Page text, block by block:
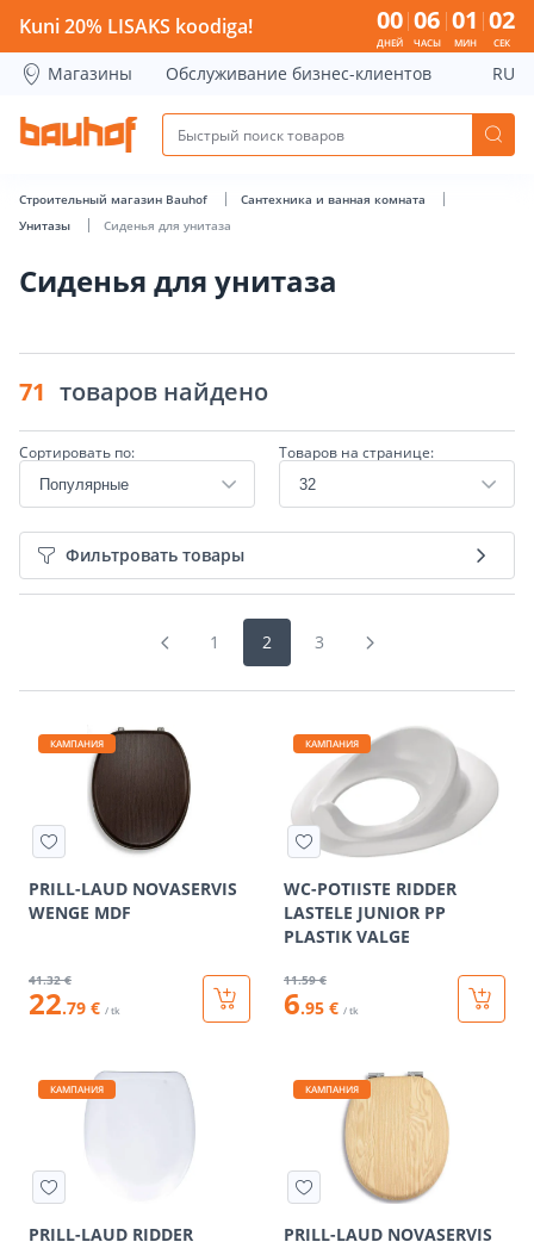
Сиденья для унитаза - Bauhof has loaded
Kuni 20% LISAKS koodiga! 00
ДНЕЙ
06
ЧАСЫ
01
МИН
02
СЕК
Магазины Обслуживание бизнес-клиентов RU
Строительный магазин Bauhof
Сантехника и ванная комната
Унитазы
Сиденья для унитаза
Сиденья для унитаза
71 товаров найдено
Сортировать по: Товаров на странице:
Фильтровать товары
1 2 3
КАМПАНИЯ
PRILL-LAUD NOVASERVIS
WENGE MDF
41.32 €
22.79 € / tk
КАМПАНИЯ
WC-POTIISTE RIDDER
LASTELE JUNIOR PP
PLASTIK VALGE
11.59 €
6.95 € / tk
КАМПАНИЯ
PRILL-LAUD RIDDER
КАМПАНИЯ
PRILL-LAUD NOVASERVIS